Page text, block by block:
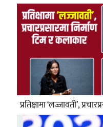
प्रतिक्षामा ‘लज्जावती’,